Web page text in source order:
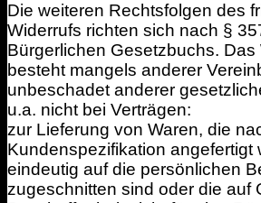
Die weiteren Rechtsfolgen des
Widerrufs richten sich nach §
Bürgerlichen Gesetzbuchs. Das
besteht mangels anderer
unbeschadet anderer
u.a. nicht bei Verträgen:
zur Lieferung von Waren, die
Kundenspezifikation angefertigt
eindeutig auf die persönlichen
zugeschnitten sind oder die auf